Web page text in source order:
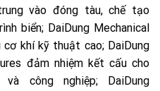
vào đóng tàu, chế tạo
biển; DaiDung Mechanical
khí kỹ thuật cao; DaiDung
đảm nhiệm kết cấu cho
công nghiệp; DaiDung